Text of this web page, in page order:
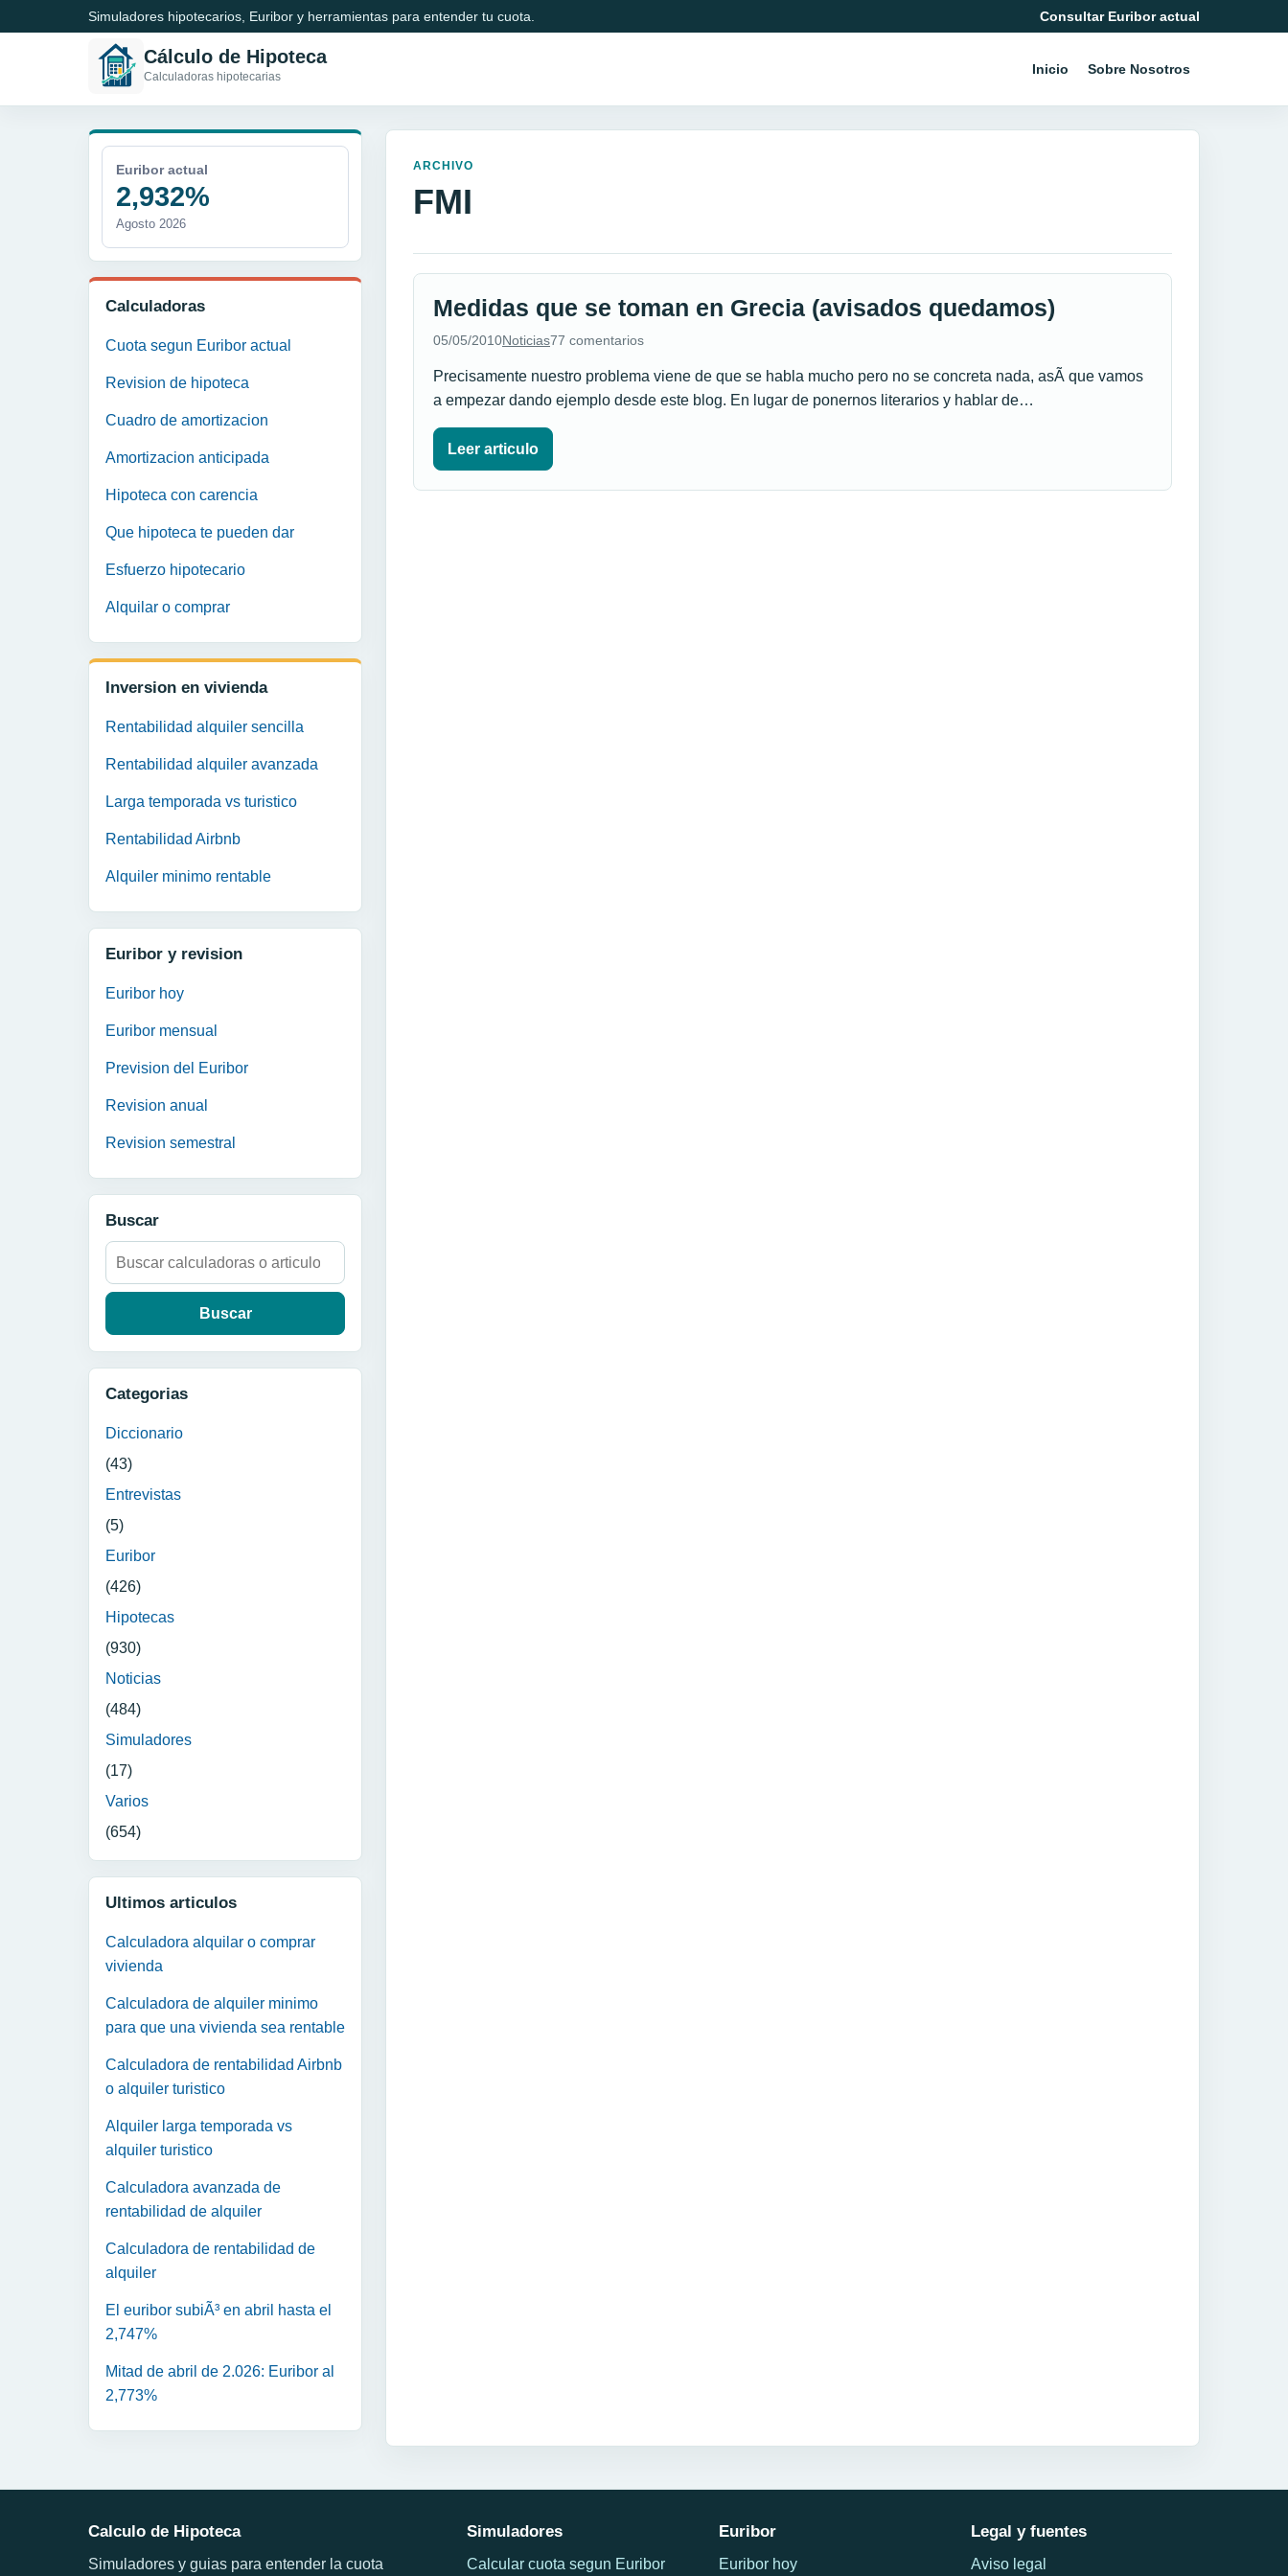
Simuladores hipotecarios, Euribor y herramientas para entender tu cuota. Consultar Euribor actual
Cálculo de Hipoteca
Calculadoras hipotecarias Inicio Sobre Nosotros
Euribor actual
2,932%
Agosto 2026
Calculadoras
Cuota segun Euribor actual
Revision de hipoteca
Cuadro de amortizacion
Amortizacion anticipada
Hipoteca con carencia
Que hipoteca te pueden dar
Esfuerzo hipotecario
Alquilar o comprar
Inversion en vivienda
Rentabilidad alquiler sencilla
Rentabilidad alquiler avanzada
Larga temporada vs turistico
Rentabilidad Airbnb
Alquiler minimo rentable
Euribor y revision
Euribor hoy
Euribor mensual
Prevision del Euribor
Revision anual
Revision semestral
Buscar
Buscar:
Categorias
Diccionario
(43)
Entrevistas
(5)
Euribor
(426)
Hipotecas
(930)
Noticias
(484)
Simuladores
(17)
Varios
(654)
Ultimos articulos
Calculadora alquilar o comprar
vivienda
Calculadora de alquiler minimo
para que una vivienda sea rentable
Calculadora de rentabilidad Airbnb
o alquiler turistico
Alquiler larga temporada vs
alquiler turistico
Calculadora avanzada de
rentabilidad de alquiler
Calculadora de rentabilidad de
alquiler
El euribor subiÃ³ en abril hasta el
2,747%
Mitad de abril de 2.026: Euribor al
2,773%
ARCHIVO
FMI
Medidas que se toman en Grecia (avisados quedamos)
05/05/2010Noticias77 comentarios
Precisamente nuestro problema viene de que se habla mucho pero no se concreta nada, asÃ­ que vamos
a empezar dando ejemplo desde este blog. En lugar de ponernos literarios y hablar de…
Leer articulo
Calculo de Hipoteca
Simuladores y guias para entender la cuota
Simuladores
Calcular cuota segun Euribor
Euribor
Euribor hoy
Legal y fuentes
Aviso legal